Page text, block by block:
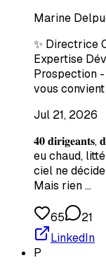
Marine
✨ Directrice
Expertise
Prospection
vous
Jul 21, 2026
𝟒𝟎 𝐝𝐢𝐫𝐢𝐠𝐞𝐚𝐧𝐭𝐬,
eu chaud,
ciel ne
Mais rien …
65
21
LinkedIn
P